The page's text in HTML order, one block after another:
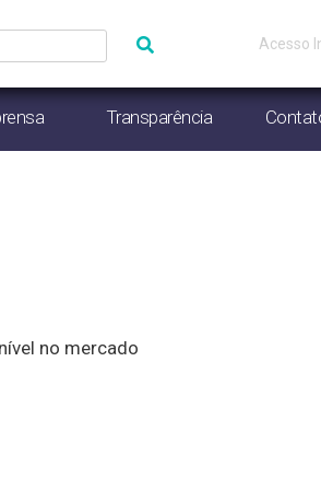
Transparência
Acesso
no mercado